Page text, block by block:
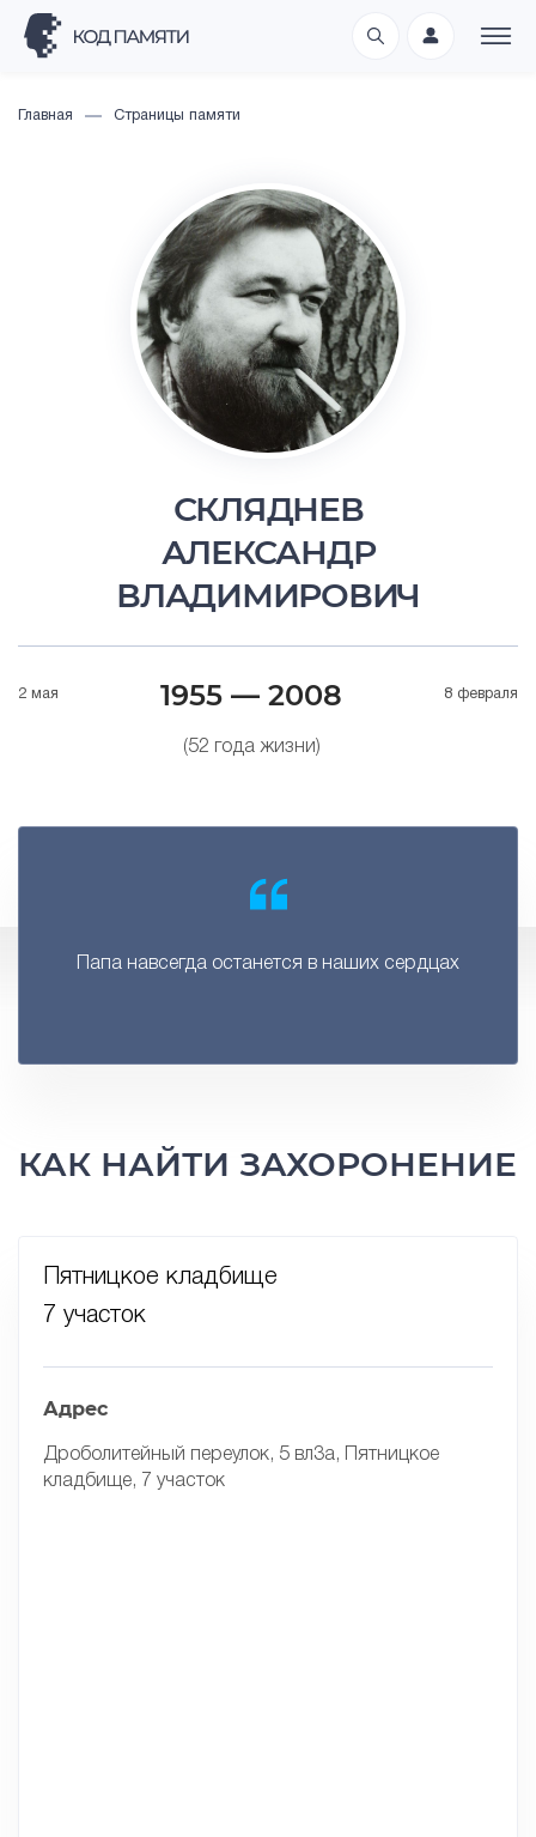
Главная Страницы памяти
СКЛЯДНЕВ
АЛЕКСАНДР
ВЛАДИМИРОВИЧ
2 мая 1955 — 2008
(52 года жизни)
8 февраля
Папа навсегда останется в наших сердцах
КАК НАЙТИ ЗАХОРОНЕНИЕ
Пятницкое кладбище
7 участок
Адрес
Дроболитейный переулок, 5 вл3а, Пятницкое
кладбище, 7 участок